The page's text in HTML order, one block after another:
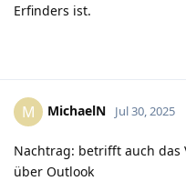
Erfinders ist.
M MichaelN Jul 30, 2025
Nachtrag: betrifft auch das
über Outlook